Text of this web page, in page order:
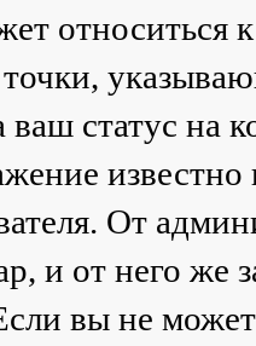
относиться
ваш статус на
От
и от него же
вы не